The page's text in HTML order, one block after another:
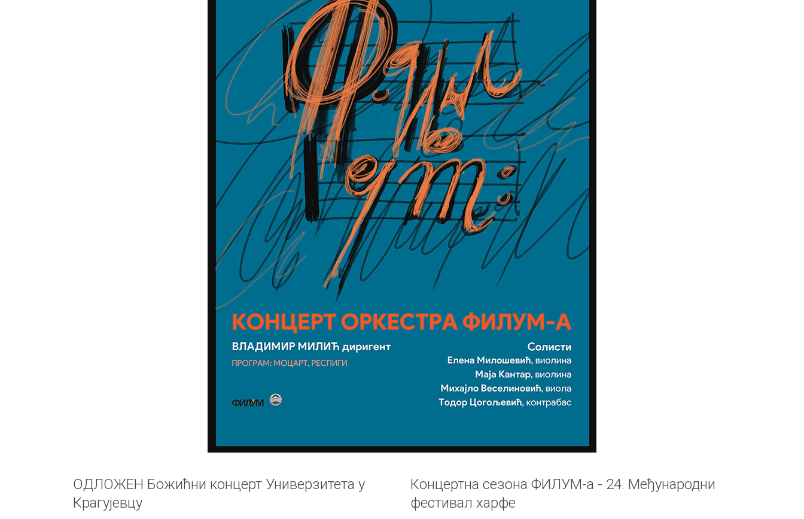
ОДЛОЖЕН Божићни концерт Универзитета у
Крагујевцу
Концертна сезона ФИЛУМ-а - 24. Међународни
фестивал харфе